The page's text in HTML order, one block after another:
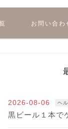
お問い合わ
2026-08-06 ヘ
黒ビール１本で